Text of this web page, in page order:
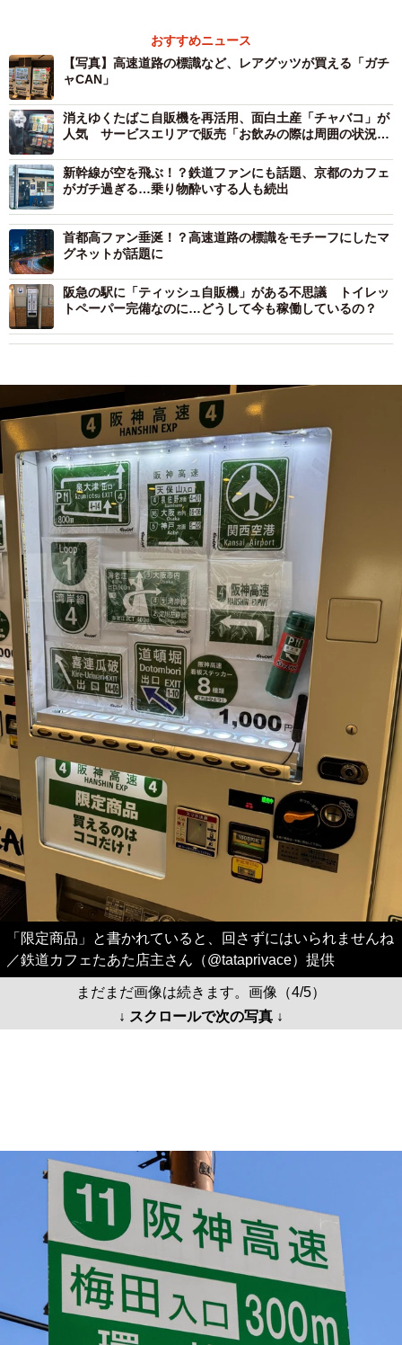
おすすめニュース
【写真】高速道路の標識など、レアグッツが買える「ガチ
ャCAN」
消えゆくたばこ自販機を再活用、面白土産「チャバコ」が
人気 サービスエリアで販売「お飲みの際は周囲の状況に
新幹線が空を飛ぶ！？鉄道ファンにも話題、京都のカフェ
がガチ過ぎる…乗り物酔いする人も続出
首都高ファン垂涎！？高速道路の標識をモチーフにしたマ
グネットが話題に
阪急の駅に「ティッシュ自販機」がある不思議 トイレッ
トペーパー完備なのに…どうして今も稼働しているの？
「限定商品」と書かれていると、回さずにはいられませんね
／鉄道カフェたあた店主さん（@tataprivace）提供
まだまだ画像は続きます。画像（4/5）
↓ スクロールで次の写真 ↓